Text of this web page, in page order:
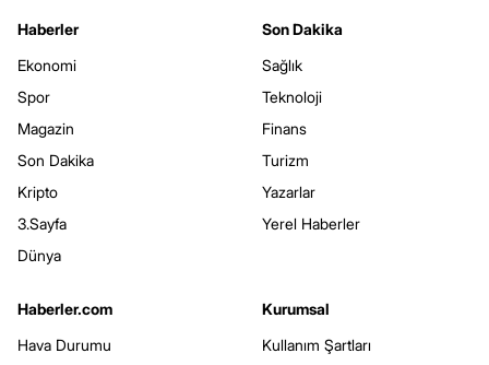
Haberler
Ekonomi
Spor
Magazin
Son Dakika
Kripto
3.Sayfa
Dünya
Son Dakika
Sağlık
Teknoloji
Finans
Turizm
Yazarlar
Yerel Haberler
Haberler.com
Hava Durumu
Kurumsal
Kullanım Şartları